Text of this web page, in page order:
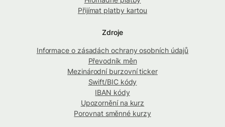
Přijímat platby kartou
Zdroje
Informace o zásadách ochrany osobních údajů
Převodník měn
Mezinárodní burzovní ticker
Swift/BIC kódy
IBAN kódy
Upozornění na kurz
Porovnat směnné kurzy